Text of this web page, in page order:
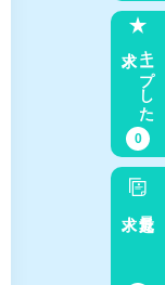
キープした
0
最近見た